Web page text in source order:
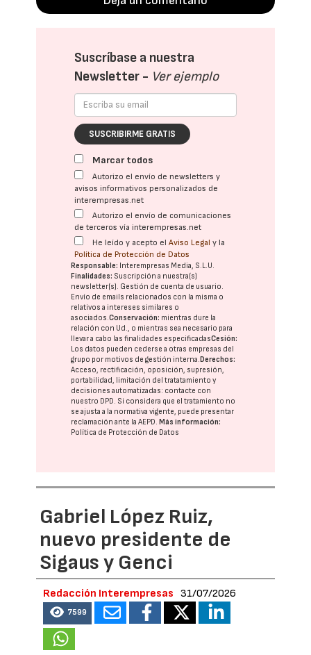
Suscríbase a nuestra
Newsletter - Ver ejemplo
SUSCRIBIRME GRATIS
Marcar todos
Autorizo el envío de newsletters y
avisos informativos personalizados de
interempresas.net
Autorizo el envío de comunicaciones
de terceros vía interempresas.net
He leído y acepto elAviso Legal y la
Política de Protección de Datos
Responsable: Interempresas Media, S.L.U.
Finalidades: Suscripción a nuestra(s)
newsletter(s). Gestión de cuenta de usuario.
Envío de emails relacionados con la misma o
relativos a intereses similares o
asociados.Conservación: mientras dure la
relación con Ud., o mientras sea necesario para
llevar a cabo las finalidades especificadasCesión:
Los datos pueden cederse a otras empresas del
grupo por motivos de gestión interna.Derechos:
Acceso, rectificación, oposición, supresión,
portabilidad, limitación del tratatamiento y
decisiones automatizadas: contacte con
nuestro DPD. Si considera que el tratamiento no
se ajusta a la normativa vigente, puede presentar
reclamación ante laAEPD.Más información:
Política de Protección de Datos
Gabriel López Ruiz,
nuevo presidente de
Sigaus y Genci
Redacción Interempresas 31/07/2026
7599